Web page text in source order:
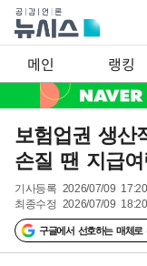
메인 랭킹
보험업권 생산
손질 땐 지급
기사등록 2026/07/09
최종수정 2026/07/09
구글에서 선호하는 매체로